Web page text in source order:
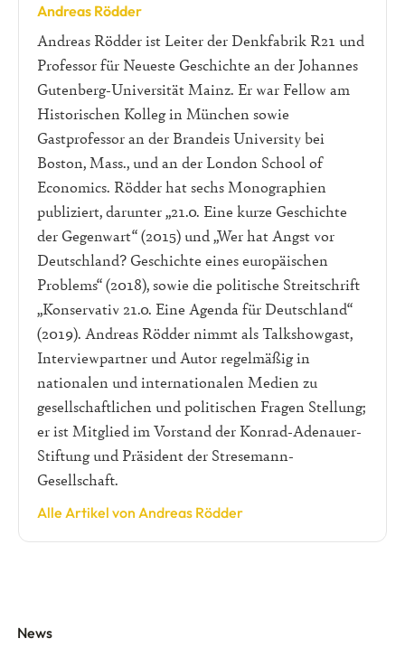
Andreas Rödder
Andreas Rödder ist Leiter der Denkfabrik R21 und
Professor für Neueste Geschichte an der Johannes
Gutenberg-Universität Mainz. Er war Fellow am
Historischen Kolleg in München sowie
Gastprofessor an der Brandeis University bei
Boston, Mass., und an der London School of
Economics. Rödder hat sechs Monographien
publiziert, darunter „21.0. Eine kurze Geschichte
der Gegenwart“ (2015) und „Wer hat Angst vor
Deutschland? Geschichte eines europäischen
Problems“ (2018), sowie die politische Streitschrift
„Konservativ 21.0. Eine Agenda für Deutschland“
(2019). Andreas Rödder nimmt als Talkshowgast,
Interviewpartner und Autor regelmäßig in
nationalen und internationalen Medien zu
gesellschaftlichen und politischen Fragen Stellung;
er ist Mitglied im Vorstand der Konrad-Adenauer-
Stiftung und Präsident der Stresemann-
Gesellschaft.
Alle Artikel von Andreas Rödder
News